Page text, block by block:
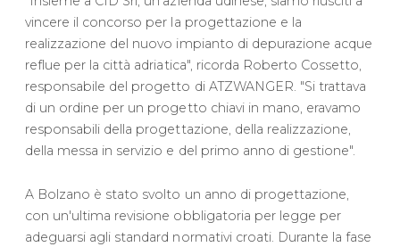
vincere il concorso per la progettazione e la
realizzazione del nuovo impianto di depurazione acque
reflue per la città adriatica", ricorda Roberto Cossetto,
responsabile del progetto di ATZWANGER. "Si trattava
di un ordine per un progetto chiavi in mano, eravamo
responsabili della progettazione, della realizzazione,
della messa in servizio e del primo anno di gestione".
A Bolzano è stato svolto un anno di progettazione,
con un'ultima revisione obbligatoria per legge per
adeguarsi agli standard normativi croati. Durante la fase